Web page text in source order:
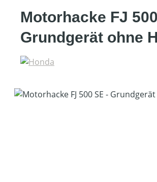
Motorhacke FJ
Grundgerät ohne
Bildergalerie überspringen